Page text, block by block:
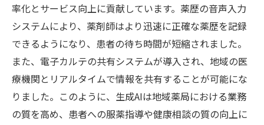
率化とサービス向上に貢献しています。薬歴の音声入力
システムにより、薬剤師はより迅速に正確な薬歴を記録
できるようになり、患者の待ち時間が短縮されました。
また、電子カルテの共有システムが導入され、地域の医
療機関とリアルタイムで情報を共有することが可能にな
りました。このように、生成AIは地域薬局における業務
の質を高め、患者への服薬指導や健康相談の質の向上に